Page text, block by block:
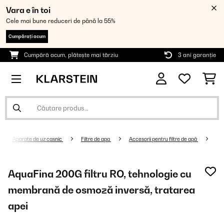
Vara e în toi
Cele mai bune reduceri de până la 55%
Cumpărați acum
Cumpără acum, plătește mai târziu 3 ani garanție
Aparate de uz casnic Filtre de apa Accesorii pentru filtre de apă
AquaFina 200G filtru RO, tehnologie cu
membrană de osmoză inversă, tratarea
apei